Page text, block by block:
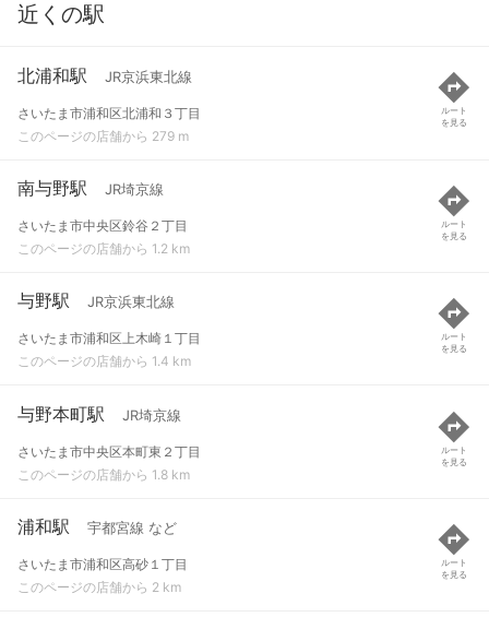
近くの駅
北浦和駅 JR京浜東北線
さいたま市浦和区北浦和３丁目
このページの店舗から 279 m
ルート
を見る
南与野駅 JR埼京線
さいたま市中央区鈴谷２丁目
このページの店舗から 1.2 km
ルート
を見る
与野駅 JR京浜東北線
さいたま市浦和区上木崎１丁目
このページの店舗から 1.4 km
ルート
を見る
与野本町駅 JR埼京線
さいたま市中央区本町東２丁目
このページの店舗から 1.8 km
ルート
を見る
浦和駅 宇都宮線 など
さいたま市浦和区高砂１丁目
このページの店舗から 2 km
ルート
を見る